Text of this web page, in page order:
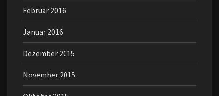
Februar 2016
Januar 2016
Dezember 2015
November 2015